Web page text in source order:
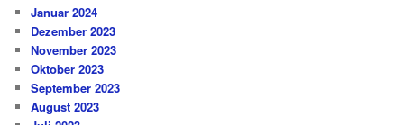
Januar 2024
Dezember 2023
November 2023
Oktober 2023
September 2023
August 2023